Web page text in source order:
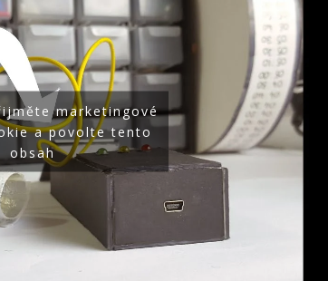
marketingové
a povolte tento
obsah